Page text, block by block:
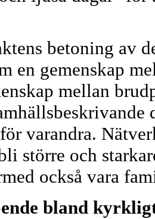
betoning av
en gemenskap
mellan
varandra.
större och
också vara
bland